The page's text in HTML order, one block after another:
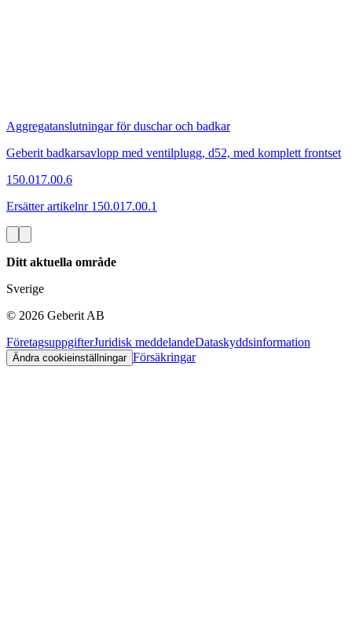
Aggregatanslutningar för duschar och badkar
Geberit badkarsavlopp med ventilplugg, d52, med komplett frontset
150.017.00.6
Ersätter artikelnr 150.017.00.1
Ditt aktuella område
Sverige
© 2026 Geberit AB
FöretagsuppgifterJuridisk meddelandeDataskyddsinformation
Ändra cookieinställningar Försäkringar